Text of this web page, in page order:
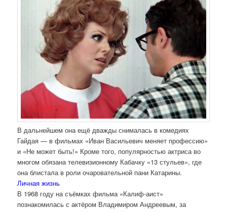
В дальнейшем она ещё дважды снималась в комедиях
Гайдая — в фильмах «Иван Васильевич меняет профессию»
и «Не может быть!» Кроме того, популярностью актриса во
многом обязана телевизионному Кабачку «13 стульев», где
она блистала в роли очаровательной пани Катарины.
Личная жизнь
В 1968 году на съёмках фильма «Калиф-аист»
познакомилась с актёром Владимиром Андреевым, за